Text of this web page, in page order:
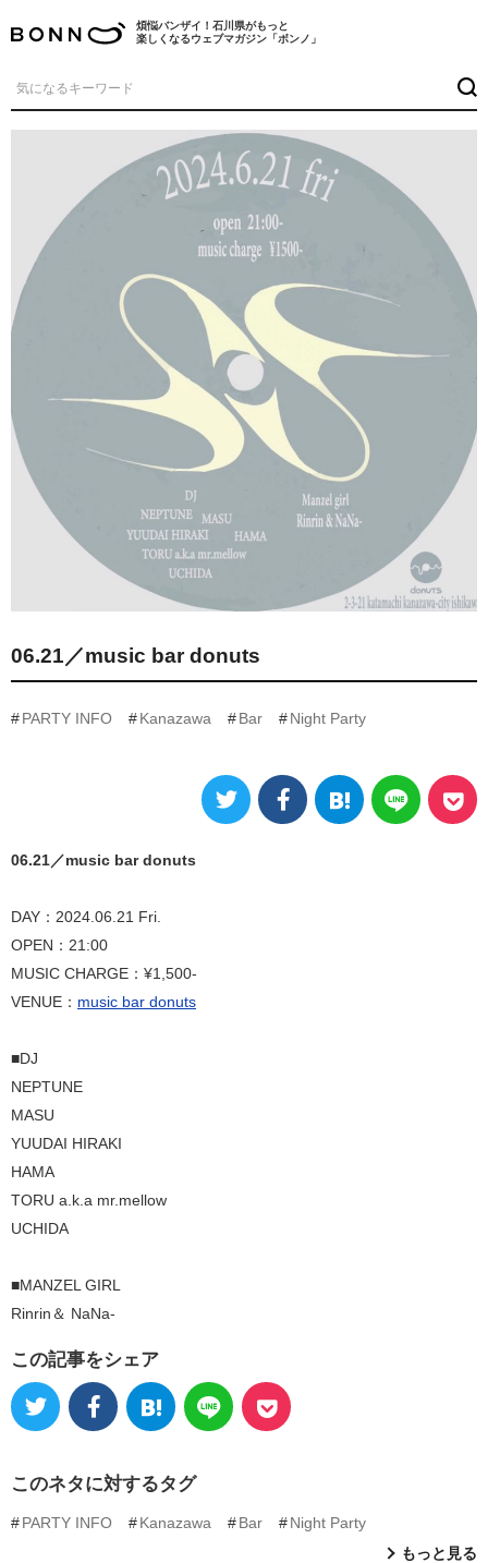
煩悩バンザイ！石川県がもっと
楽しくなるウェブマガジン「ボンノ」
06.21／music bar donuts
PARTY INFO Kanazawa Bar Night Party
06.21／music bar donuts
DAY：2024.06.21 Fri.
OPEN：21:00
MUSIC CHARGE：¥1,500-
VENUE： music bar donuts
■DJ
NEPTUNE
MASU
YUUDAI HIRAKI
HAMA
TORU a.k.a mr.mellow
UCHIDA
■MANZEL GIRL
Rinrin＆ NaNa-
この記事をシェア
このネタに対するタグ
PARTY INFO Kanazawa Bar
Night Party
もっと見る